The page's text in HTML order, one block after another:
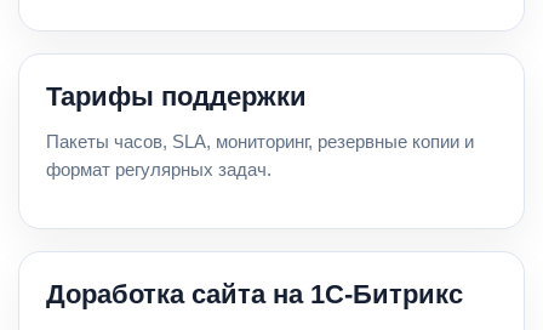
Тарифы поддержки
Пакеты часов, SLA, мониторинг, резервные копии и
формат регулярных задач.
Доработка сайта на 1С-Битрикс